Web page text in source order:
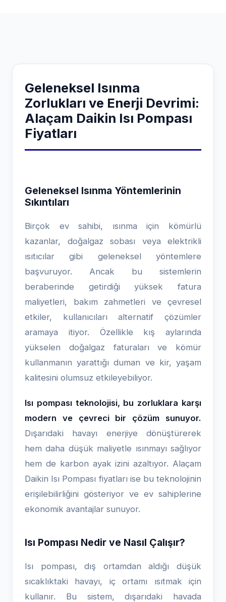
Geleneksel Isınma
Zorlukları ve Enerji Devrimi:
Alaçam Daikin Isı Pompası
Fiyatları
Geleneksel Isınma Yöntemlerinin
Sıkıntıları
Birçok ev sahibi, ısınma için kömürlü
kazanlar, doğalgaz sobası veya elektrikli
ısıtıcılar gibi geleneksel yöntemlere
başvuruyor. Ancak bu sistemlerin
beraberinde getirdiği yüksek fatura
maliyetleri, bakım zahmetleri ve çevresel
etkiler, kullanıcıları alternatif çözümler
aramaya itiyor. Özellikle kış aylarında
yükselen doğalgaz faturaları ve kömür
kullanmanın yarattığı duman ve kir, yaşam
kalitesini olumsuz etkileyebiliyor.
Isı pompası teknolojisi, bu zorluklara karşı
modern ve çevreci bir çözüm sunuyor.
Dışarıdaki havayı enerjiye dönüştürerek
hem daha düşük maliyetle ısınmayı sağlıyor
hem de karbon ayak izini azaltıyor. Alaçam
Daikin Isı Pompası fiyatları ise bu teknolojinin
erişilebilirliğini gösteriyor ve ev sahiplerine
ekonomik avantajlar sunuyor.
Isı Pompası Nedir ve Nasıl Çalışır?
Isı pompası, dış ortamdan aldığı düşük
sıcaklıktaki havayı, iç ortamı ısıtmak için
kullanır. Bu sistem, dışarıdaki havada